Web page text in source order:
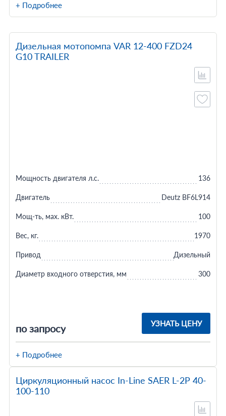
+ Подробнее
Дизельная мотопомпа VAR 12-400 FZD24
G10 TRAILER
по запросу УЗНАТЬ ЦЕНУ
Мощность двигателя л.с. 136
Двигатель Deutz BF6L914
Мощ-ть, мax. кВт. 100
Вес, кг. 1970
Привод Дизельный
Диаметр входного отверстия, мм 300
+ Подробнее
Циркуляционный насос In-Line SAER L-2P 40-
100-110